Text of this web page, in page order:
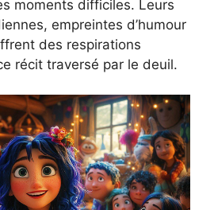
moments difficiles. Leurs
empreintes d’humour
des respirations
récit traversé par le deuil.